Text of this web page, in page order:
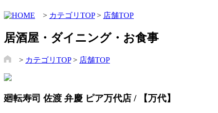
> カテゴリTOP> 店舗TOP
居酒屋・ダイニング・お食事
> カテゴリTOP> 店舗TOP
廻転寿司 佐渡 弁慶 ピア万代店 / 【万代】